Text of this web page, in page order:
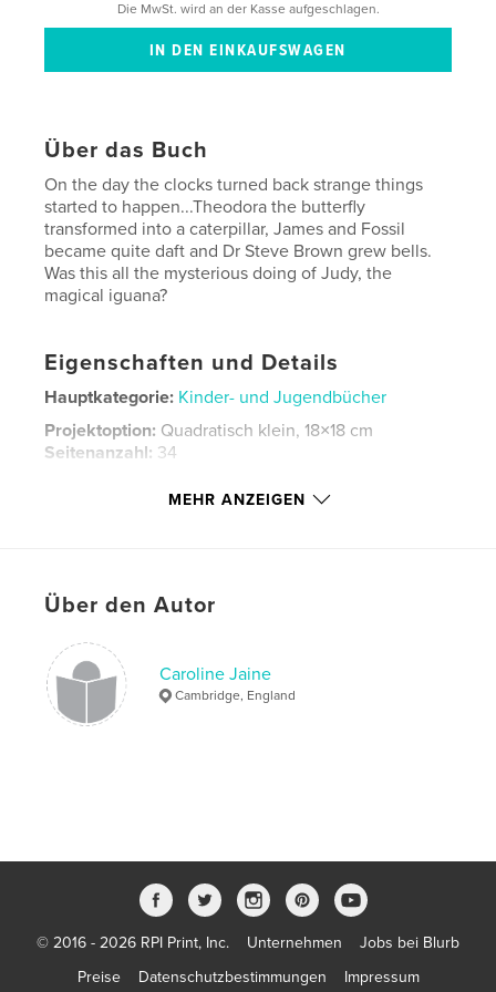
Die MwSt. wird an der Kasse aufgeschlagen.
Über das Buch
On the day the clocks turned back strange things
started to happen...Theodora the butterfly
transformed into a caterpillar, James and Fossil
became quite daft and Dr Steve Brown grew bells.
Was this all the mysterious doing of Judy, the
magical iguana?
Eigenschaften und Details
Hauptkategorie: Kinder- und Jugendbücher
Projektoption: Quadratisch klein, 18×18 cm
Seitenanzahl: 34
children , judy ,
MEHR ANZEIGEN
Über den Autor
Caroline Jaine
Cambridge, England
© 2016 - 2026 RPI Print, Inc. Unternehmen
Jobs bei Blurb
Preise
Datenschutzbestimmungen Impressum